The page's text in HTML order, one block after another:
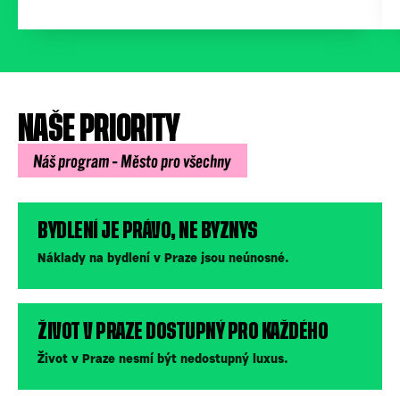
NAŠE PRIORITY
Náš program – Město pro všechny
BYDLENÍ JE PRÁVO, NE BYZNYS
Náklady na bydlení v Praze jsou neúnosné.
ŽIVOT V PRAZE DOSTUPNÝ PRO KAŽDÉHO
Život v Praze nesmí být nedostupný luxus.